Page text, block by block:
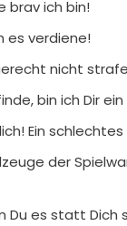
brav ich bin!
es verdiene!
nicht
bin ich Dir ein
Ein schlechtes
der
Du es statt Dich